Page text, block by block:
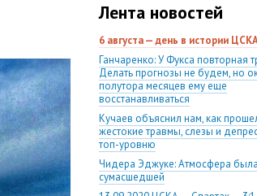
Лента новостей
6 августа — день в истории
Ганчаренко: У Фукса повторная
Делать прогнозы не будем, но
полутора месяцев ему еще
восстанавливаться
Кучаев объяснил нам, как
жестокие травмы, слезы и
топ-уровню
Чидера Эджуке: Атмосфера была
сумасшедшей